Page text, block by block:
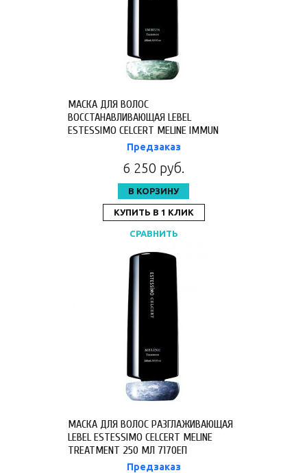
МАСКА ДЛЯ ВОЛОС
ВОССТАНАВЛИВАЮЩАЯ LEBEL
ESTESSIMO CELCERT MELINE IMMUN
TREATMENT 250 МЛ 7187ЕП
Предзаказ
6 250 руб.
В КОРЗИНУ
КУПИТЬ В 1 КЛИК
СРАВНИТЬ
МАСКА ДЛЯ ВОЛОС РАЗГЛАЖИВАЮЩАЯ
LEBEL ESTESSIMO CELCERT MELINE
TREATMENT 250 МЛ 7170ЕП
Предзаказ